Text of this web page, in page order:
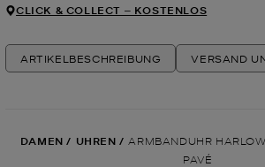
CLICK & COLLECT ‒ KOSTENLOS
ARTIKELBESCHREIBUNG VERSAND
DAMEN / UHREN / ARMBANDUHR
PAVÉ